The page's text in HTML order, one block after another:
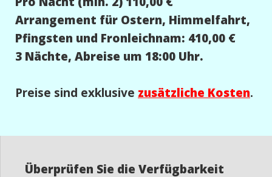
Arrangement für Ostern, Himmelfahrt,
Pfingsten und Fronleichnam: 410,00 €
3 Nächte, Abreise um 18:00 Uhr.
Preise sind exklusive zusätzliche Kosten.
Überprüfen Sie die Verfügbarkeit